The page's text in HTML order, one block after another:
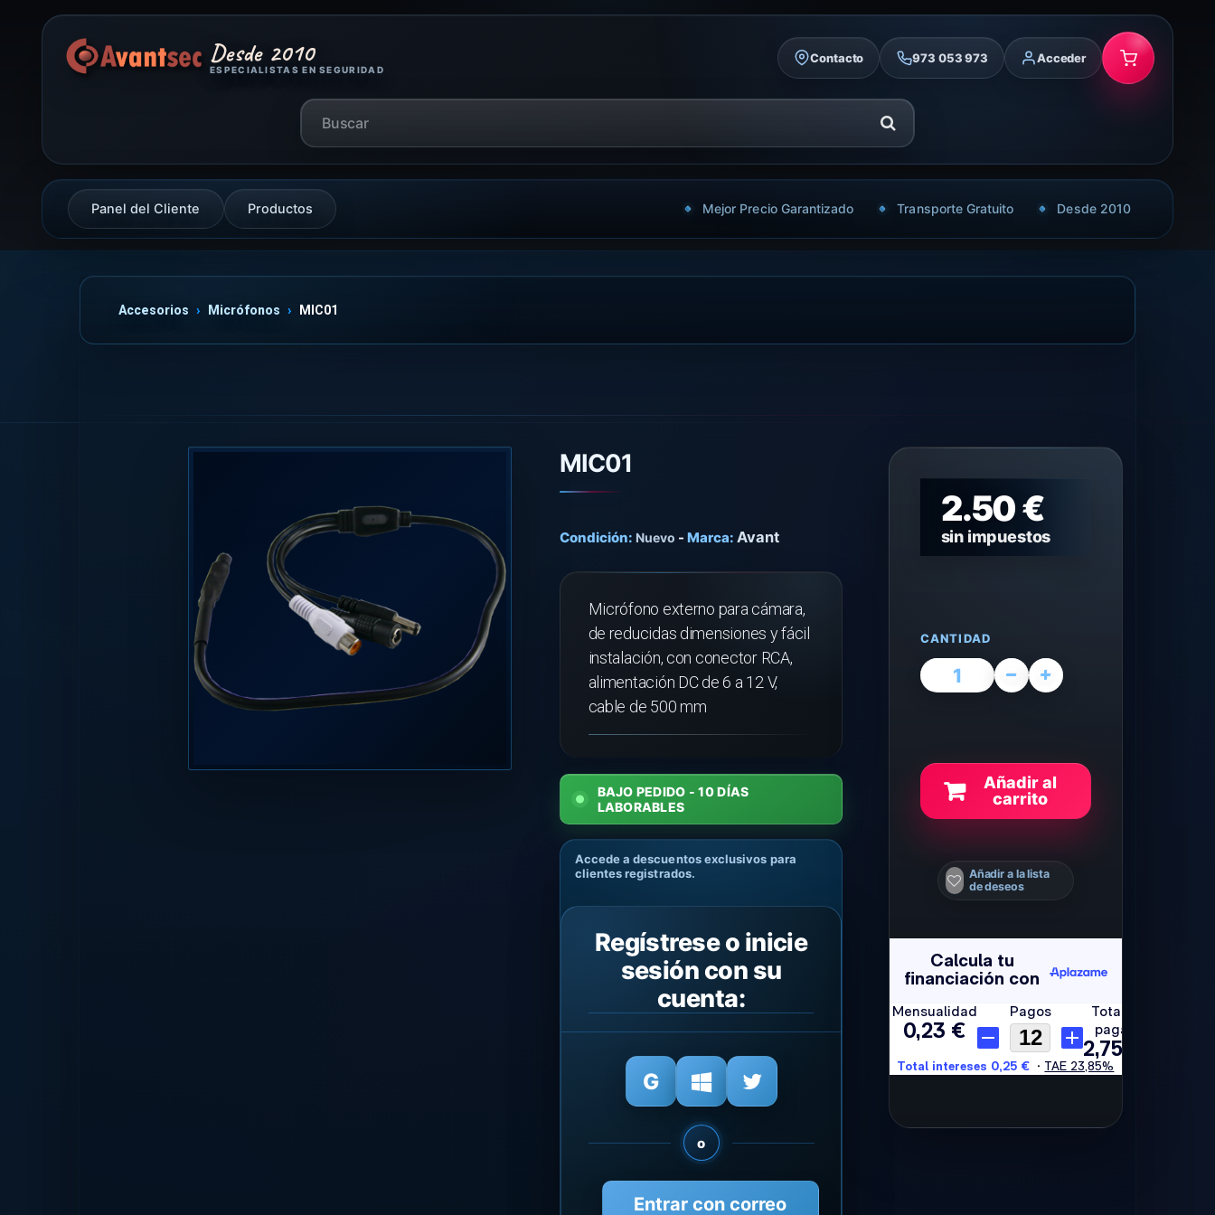
Desde 2010
ESPECIALISTAS EN SEGURIDAD
Contacto 973 053 973 Acceder
Panel del Cliente Productos Mejor Precio Garantizado Transporte Gratuito Desde 2010
Accesorios Micrófonos MIC01
MIC01
Condición: Nuevo - Marca: Avant
Micrófono externo para cámara,
de reducidas dimensiones y fácil
instalación, con conector RCA,
alimentación DC de 6 a 12 V,
cable de 500 mm
BAJO PEDIDO - 10 DÍAS
LABORABLES
Accede a descuentos exclusivos para
clientes registrados.
Regístrese o inicie
sesión con su
cuenta:
o
Entrar con correo
2.50 €
sin impuestos
CANTIDAD
Añadir al
carrito
Añadir a la lista
de deseos